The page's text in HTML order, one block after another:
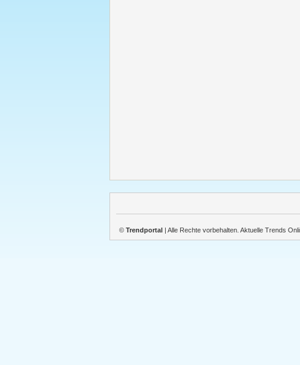
© Trendportal | Alle Rechte vorbehalten. Aktuelle Trends